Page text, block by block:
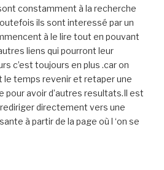
constamment à la recherche
ils sont interessé par un
à le lire tout en pouvant
liens qui pourront leur
c’est toujours en plus .car on
le temps revenir et retaper une
pour avoir d’autres resultats.Il est
directement vers une
à partir de la page où l ‘on se